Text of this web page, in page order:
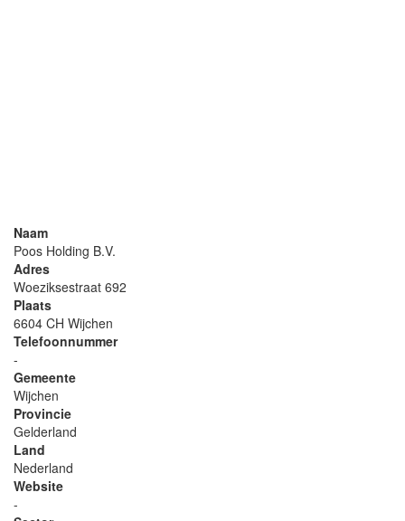
Naam
Poos Holding B.V.
Adres
Woeziksestraat 692
Plaats
6604 CH Wijchen
Telefoonnummer
-
Gemeente
Wijchen
Provincie
Gelderland
Land
Nederland
Website
-